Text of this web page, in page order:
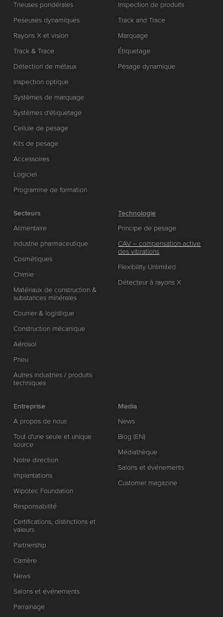
Trieuses pondérales
Peseuses dynamiques
Rayons X et vision
Track & Trace
Détection de métaux
Inspection optique
Systèmes de marquage
Systèmes d'étiquetage
Cellule de pesage
Kits de pesage
Accessoires
Logiciel
Programme de formation
Inspection de produits
Track and Trace
Marquage
Étiquetage
Pesage dynamique
Secteurs
Alimentaire
Industrie pharmaceutique
Cosmétiques
Chimie
Matériaux de construction &
substances minérales
Courrier & logistique
Construction mécanique
Aérosol
Pneu
Autres industries / produits
techniques
Technologie
Principe de pesage
CAV – compensation active
des vibrations
Flexibility Unlimited
Détecteur à rayons X
Entreprise
A propos de nous
Tout d'une seule et unique
source
Notre direction
Implantations
Wipotec Foundation
Responsabilité
Certifications, distinctions et
valeurs
Partnership
Carrière
News
Salons et événements
Parrainage
Media
News
Blog (EN)
Médiathèque
Salons et événements
Customer magazine